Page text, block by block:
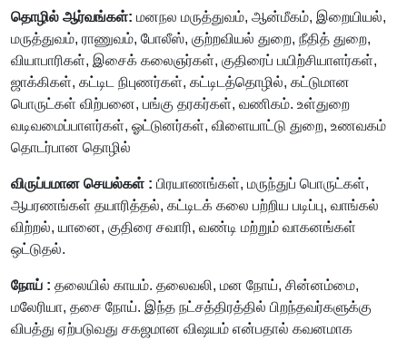
தொழில் ஆர்வங்கள்: மனநல மருத்துவம், ஆன்மீகம், இறையியல்,
மருத்துவம், ராணுவம், போலீஸ், குற்றவியல் துறை, நீதித் துறை,
வியாபாரிகள், இசைக் கலைஞர்கள், குதிரைப் பயிற்சியாளர்கள்,
ஜாக்கிகள், கட்டிட நிபுணர்கள், கட்டிடத்தொழில், கட்டுமான
பொருட்கள் விற்பனை, பங்கு தரகர்கள், வணிகம். உள்துறை
வடிவமைப்பாளர்கள், ஓட்டுனர்கள், விளையாட்டு துறை, உணவகம்
தொடர்பான தொழில்
விருப்பமான செயல்கள் : பிரயாணங்கள், மருந்துப் பொருட்கள்,
ஆபரணங்கள் தயாரித்தல், கட்டிடக் கலை பற்றிய படிப்பு, வாங்கல்
விற்றல், யானை, குதிரை சவாரி, வண்டி மற்றும் வாகனங்கள்
ஒட்டுதல்.
நோய் : தலையில் காயம். தலைவலி, மன நோய், சின்னம்மை,
மலேரியா, தசை நோய். இந்த நட்சத்திரத்தில் பிறந்தவர்களுக்கு
விபத்து ஏற்படுவது சகஜமான விஷயம் என்பதால் கவனமாக